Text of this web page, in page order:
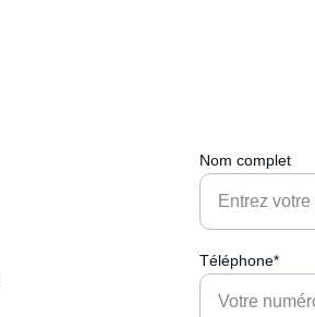
Nom complet
Téléphone*